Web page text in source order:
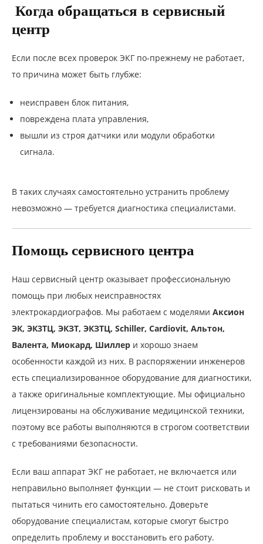
Когда обращаться в сервисный
центр
Если после всех проверок ЭКГ по-прежнему не работает,
то причина может быть глубже:
неисправен блок питания,
повреждена плата управления,
вышли из строя датчики или модули обработки
сигнала.
В таких случаях самостоятельно устранить проблему
невозможно — требуется диагностика специалистами.
Помощь сервисного центра
Наш сервисный центр оказывает профессиональную
помощь при любых неисправностях
электрокардиографов. Мы работаем с моделями Аксион
ЭК, ЭК3ТЦ, ЭКЗТ, ЭКЗТЦ, Schiller, Cardiovit, Альтон,
Валента, Миокард, Шиллер и хорошо знаем
особенности каждой из них. В распоряжении инженеров
есть специализированное оборудование для диагностики,
а также оригинальные комплектующие. Мы официально
лицензированы на обслуживание медицинской техники,
поэтому все работы выполняются в строгом соответствии
с требованиями безопасности.
Если ваш аппарат ЭКГ не работает, не включается или
неправильно выполняет функции — не стоит рисковать и
пытаться чинить его самостоятельно. Доверьте
оборудование специалистам, которые смогут быстро
определить проблему и восстановить его работу.